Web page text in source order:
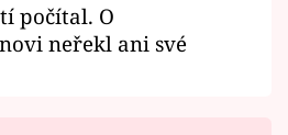
počítal. O
neřekl ani své